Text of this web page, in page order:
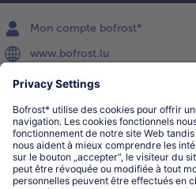
Mon compte bofrost*
www.bofrost.lu
service@bofrost.lu
027863232
Lu-ve : 8h-20h Sa : 10h-16h
Service